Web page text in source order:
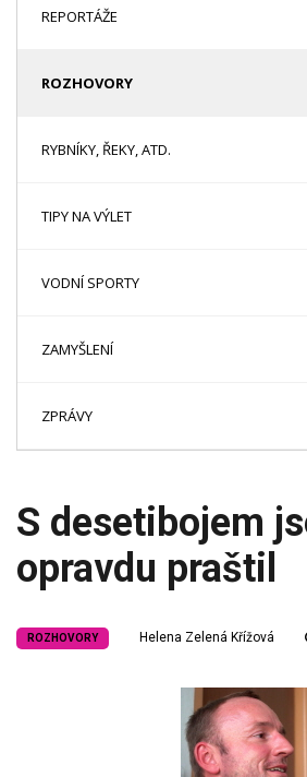
REPORTÁŽE
ROZHOVORY
RYBNÍKY, ŘEKY, ATD.
TIPY NA VÝLET
VODNÍ SPORTY
ZAMYŠLENÍ
ZPRÁVY
S desetibojem
opravdu praštil
ROZHOVORY Helena Zelená Křížová